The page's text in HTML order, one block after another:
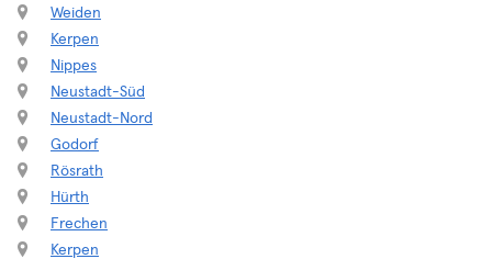
Weiden
Kerpen
Nippes
Neustadt-Süd
Neustadt-Nord
Godorf
Rösrath
Hürth
Frechen
Kerpen